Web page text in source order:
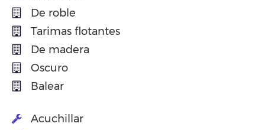
De roble
Tarimas flotantes
De madera
Oscuro
Balear
Acuchillar